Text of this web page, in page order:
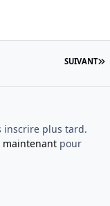
SUIVANT
inscrire plus tard.
maintenantpour